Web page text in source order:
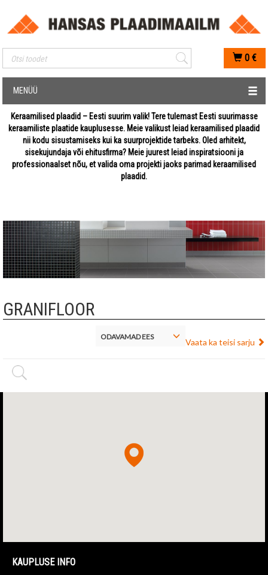
Mobiilis otsimise sisestus
0 €
MENÜÜ
Keraamilised plaadid – Eesti suurim valik! Tere tulemast Eesti suurimasse
keraamiliste plaatide kauplusesse. Meie valikust leiad keraamilised plaadid
nii kodu sisustamiseks kui ka suurprojektide tarbeks. Oled arhitekt,
sisekujundaja või ehitusfirma? Meie juurest leiad inspiratsiooni ja
professionaalset nõu, et valida oma projekti jaoks parimad keraamilised
plaadid.
GRANIFLOOR
Vaata ka teisi sarju
ODAVAMAD EES
KAUPLUSE INFO